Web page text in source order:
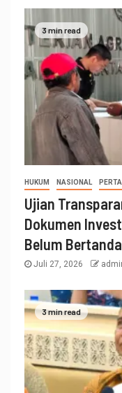
3 min read
HUKUM NASIONAL
Ujian
Dokumen
Belum
Juli 27, 2026
3 min read